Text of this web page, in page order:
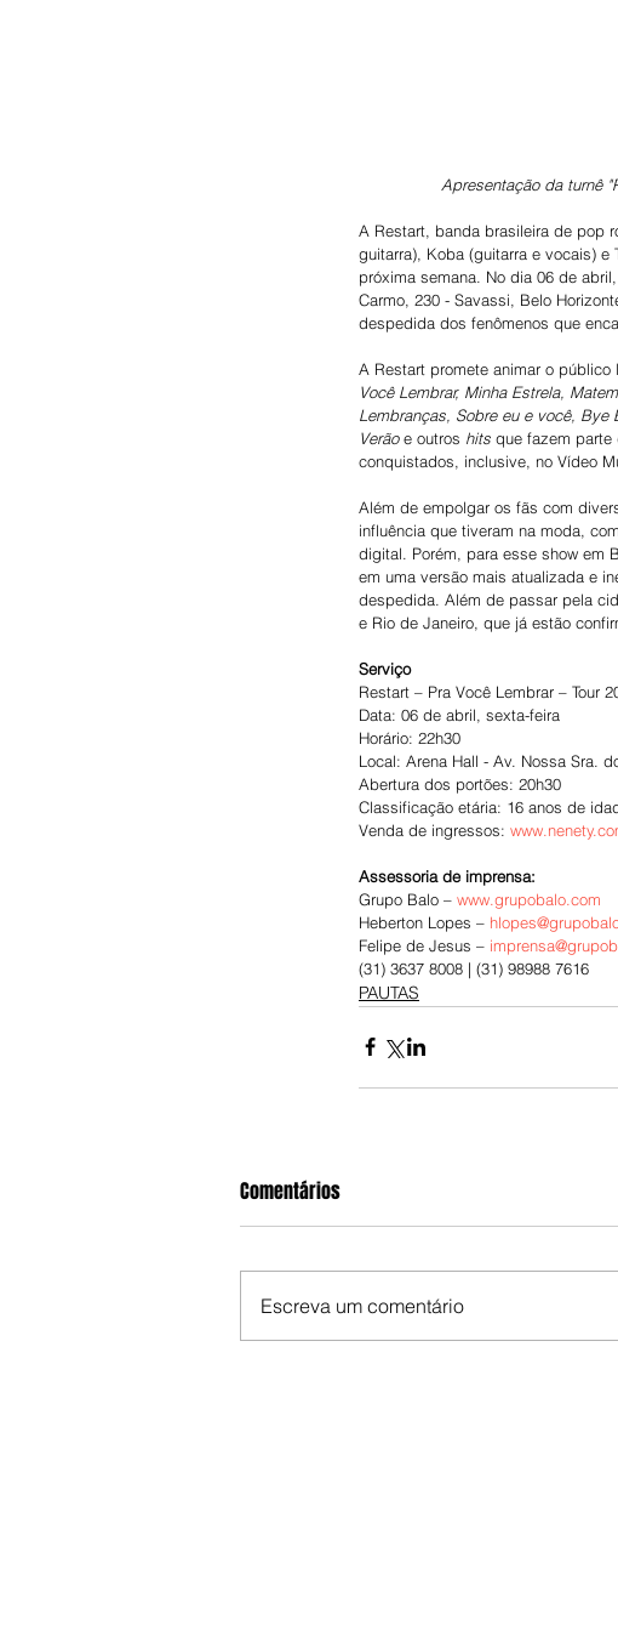
Apresentação da turnê
A Restart, banda brasileira de pop
guitarra), Koba (guitarra e vocais) e
próxima semana. No dia 06 de
Carmo, 230 - Savassi, Belo
despedida dos fenômenos que
A Restart promete animar o
Você Lembrar, Minha Estrela,
Lembranças, Sobre eu e você, Bye
Verão e outros hits que fazem parte
conquistados, inclusive, no Vídeo
Além de empolgar os fãs com
influência que tiveram na moda,
digital. Porém, para esse show em
em uma versão mais atualizada e
despedida. Além de passar pela
e Rio de Janeiro, que já estão
Serviço
Restart – Pra Você Lembrar – Tour
Data: 06 de abril, sexta-feira
Horário: 22h30
Local: Arena Hall - Av. Nossa Sra.
Abertura dos portões: 20h30
Classificação etária: 16 anos de
Venda de ingressos:
Assessoria de imprensa:
Grupo Balo – www.grupobalo.com
Heberton Lopes –
Felipe de Jesus –
(31) 3637 8008 | (31) 98988 7616
PAUTAS
Comentários
Escreva um comentário